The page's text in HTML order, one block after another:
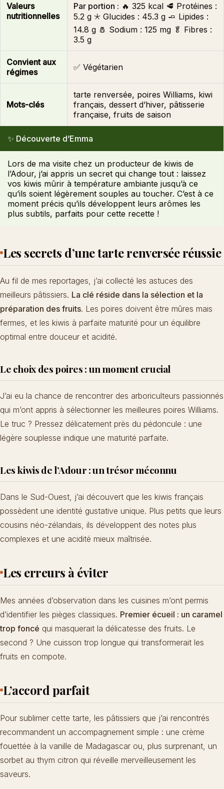
Valeurs
nutritionnelles
Par portion : 🔥 325 kcal 🥩 Protéines :
5.2 g 🞯 Glucides : 45.3 g 🧈 Lipides :
14.8 g 🧂 Sodium : 125 mg 🥬 Fibres :
3.5 g
Convient aux
régimes
✅ Végétarien
Mots-clés
tarte renversée, poires Williams, kiwi
français, dessert d’hiver, pâtisserie
française, fruits de saison
✨ Découverte d’Emma
Lors de ma visite chez un producteur de kiwis de
l’Adour, j’ai appris un secret qui change tout : laissez
vos kiwis mûrir à température ambiante jusqu’à ce
qu’ils soient légèrement souples au toucher. C’est à ce
moment précis qu’ils développent leurs arômes les
plus subtils, parfaits pour cette recette !
Les secrets d’une tarte renversée réussie
Au fil de mes reportages, j’ai collecté les astuces des
meilleurs pâtissiers. La clé réside dans la sélection et la
préparation des fruits. Les poires doivent être mûres mais
fermes, et les kiwis à parfaite maturité pour un équilibre
optimal entre douceur et acidité.
Le choix des poires : un moment crucial
J’ai eu la chance de rencontrer des arboriculteurs passionnés
qui m’ont appris à sélectionner les meilleures poires Williams.
Le truc ? Pressez délicatement près du pédoncule : une
légère souplesse indique une maturité parfaite.
Les kiwis de l’Adour : un trésor méconnu
Dans le Sud-Ouest, j’ai découvert que les kiwis français
possèdent une identité gustative unique. Plus petits que leurs
cousins néo-zélandais, ils développent des notes plus
complexes et une acidité mieux maîtrisée.
Les erreurs à éviter
Mes années d’observation dans les cuisines m’ont permis
d’identifier les pièges classiques. Premier écueil : un caramel
trop foncé qui masquerait la délicatesse des fruits. Le
second ? Une cuisson trop longue qui transformerait les
fruits en compote.
L’accord parfait
Pour sublimer cette tarte, les pâtissiers que j’ai rencontrés
recommandent un accompagnement simple : une crème
fouettée à la vanille de Madagascar ou, plus surprenant, un
sorbet au thym citron qui réveille merveilleusement les
saveurs.